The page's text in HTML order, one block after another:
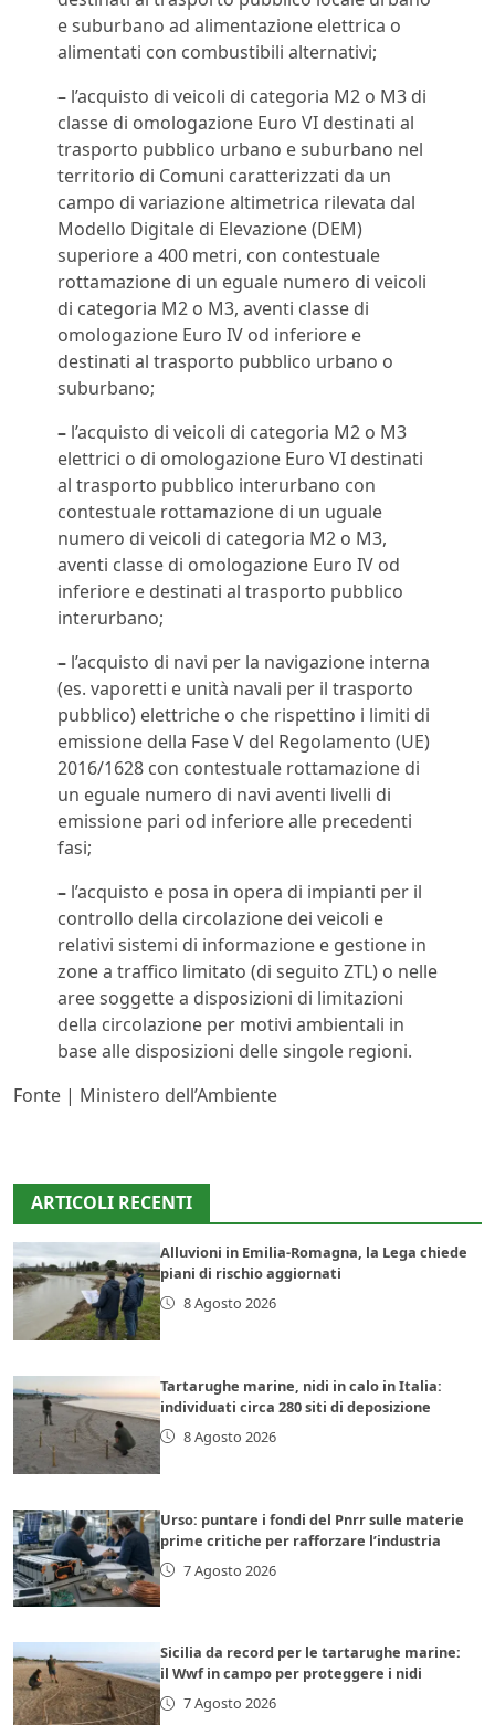
e suburbano ad alimentazione elettrica o
alimentati con combustibili alternativi;
– l’acquisto di veicoli di categoria M2 o M3 di
classe di omologazione Euro VI destinati al
trasporto pubblico urbano e suburbano nel
territorio di Comuni caratterizzati da un
campo di variazione altimetrica rilevata dal
Modello Digitale di Elevazione (DEM)
superiore a 400 metri, con contestuale
rottamazione di un eguale numero di veicoli
di categoria M2 o M3, aventi classe di
omologazione Euro IV od inferiore e
destinati al trasporto pubblico urbano o
suburbano;
– l’acquisto di veicoli di categoria M2 o M3
elettrici o di omologazione Euro VI destinati
al trasporto pubblico interurbano con
contestuale rottamazione di un uguale
numero di veicoli di categoria M2 o M3,
aventi classe di omologazione Euro IV od
inferiore e destinati al trasporto pubblico
interurbano;
– l’acquisto di navi per la navigazione interna
(es. vaporetti e unità navali per il trasporto
pubblico) elettriche o che rispettino i limiti di
emissione della Fase V del Regolamento (UE)
2016/1628 con contestuale rottamazione di
un eguale numero di navi aventi livelli di
emissione pari od inferiore alle precedenti
fasi;
– l’acquisto e posa in opera di impianti per il
controllo della circolazione dei veicoli e
relativi sistemi di informazione e gestione in
zone a traffico limitato (di seguito ZTL) o nelle
aree soggette a disposizioni di limitazioni
della circolazione per motivi ambientali in
base alle disposizioni delle singole regioni.
Fonte | Ministero dell’Ambiente
ARTICOLI RECENTI
Alluvioni in Emilia-Romagna, la Lega chiede
piani di rischio aggiornati
8 Agosto 2026
Tartarughe marine, nidi in calo in Italia:
individuati circa 280 siti di deposizione
8 Agosto 2026
Urso: puntare i fondi del Pnrr sulle materie
prime critiche per rafforzare l’industria
7 Agosto 2026
Sicilia da record per le tartarughe marine:
il Wwf in campo per proteggere i nidi
7 Agosto 2026